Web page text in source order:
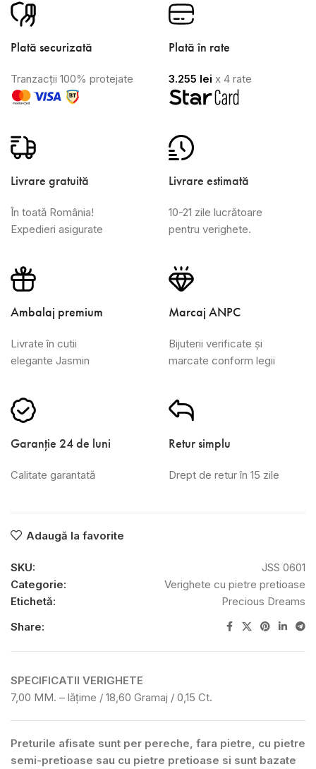
Plată securizată
Tranzacții 100% protejate
Plată în rate
3.255 lei x 4 rate
Livrare gratuită
În toată România!
Expedieri asigurate
Livrare estimată
10-21 zile lucrătoare
pentru verighete.
Ambalaj premium
Livrate în cutii
elegante Jasmin
Marcaj ANPC
Bijuterii verificate și
marcate conform legii
Garanție 24 de luni
Calitate garantată
Retur simplu
Drept de retur în 15 zile
Adaugă la favorite
SKU:
JSS 0601
Categorie:
Verighete cu pietre pretioase
Etichetă:
Precious Dreams
Share:
SPECIFICATII VERIGHETE
7,00 MM. – lățime / 18,60 Gramaj / 0,15 Ct.
Preturile afisate sunt per pereche, fara pietre, cu pietre
semi-pretioase sau cu pietre pretioase si sunt bazate